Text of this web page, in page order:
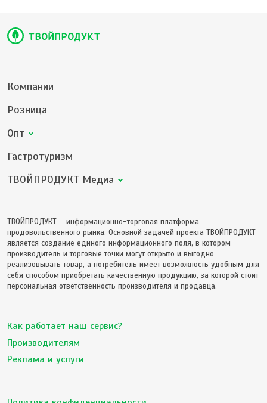
Компании
Розница
Опт
Гастротуризм
ТВОЙПРОДУКТ Медиа
ТВОЙПРОДУКТ – информационно-торговая платформа
продовольственного рынка. Основной задачей проекта ТВОЙПРОДУКТ
является создание единого информационного поля, в котором
производитель и торговые точки могут открыто и выгодно
реализовывать товар, а потребитель имеет возможность удобным для
себя способом приобретать качественную продукцию, за которой стоит
персональная ответственность производителя и продавца.
Как работает наш сервис?
Производителям
Реклама и услуги